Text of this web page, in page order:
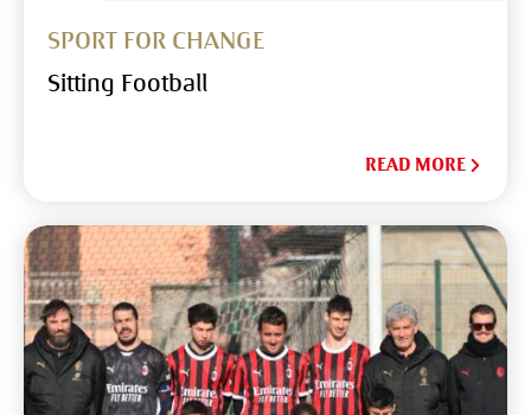
SPORT FOR CHANGE
Sitting Football
READ MORE